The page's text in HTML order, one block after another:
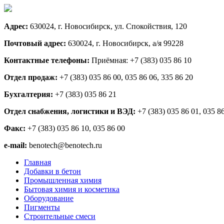
Адрес: 630024, г. Новосибирск, ул. Спокойствия, 120
Почтовый адрес: 630024, г. Новосибирск, а/я 99228
Контактные телефоны: Приёмная: +7 (383) 035 86 10
Отдел продаж: +7 (383) 035 86 00, 035 86 06, 335 86 20
Бухгалтерия: +7 (383) 035 86 21
Отдел снабжения, логистики и ВЭД: +7 (383) 035 86 01, 035
Факс: +7 (383) 035 86 10, 035 86 00
e-mail: benotech@benotech.ru
Главная
Добавки в бетон
Промышленная химия
Бытовая химия и косметика
Оборудование
Пигменты
Строительные смеси